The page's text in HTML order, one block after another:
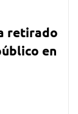
retirado
en